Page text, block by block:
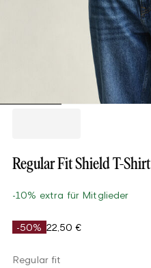
Regular Fit Shield T-Shirt
-10% extra für Mitglieder
-50% 22,50 €
Regular fit